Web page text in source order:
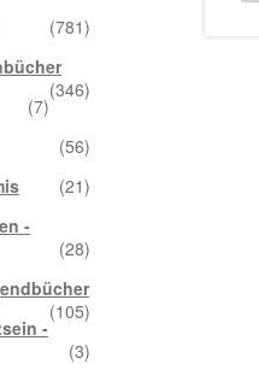
(781)
(346)
(7)
(56)
(21)
-
(28)
(105)
-
(3)